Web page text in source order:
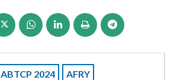
ABTCP 2024 AFRY